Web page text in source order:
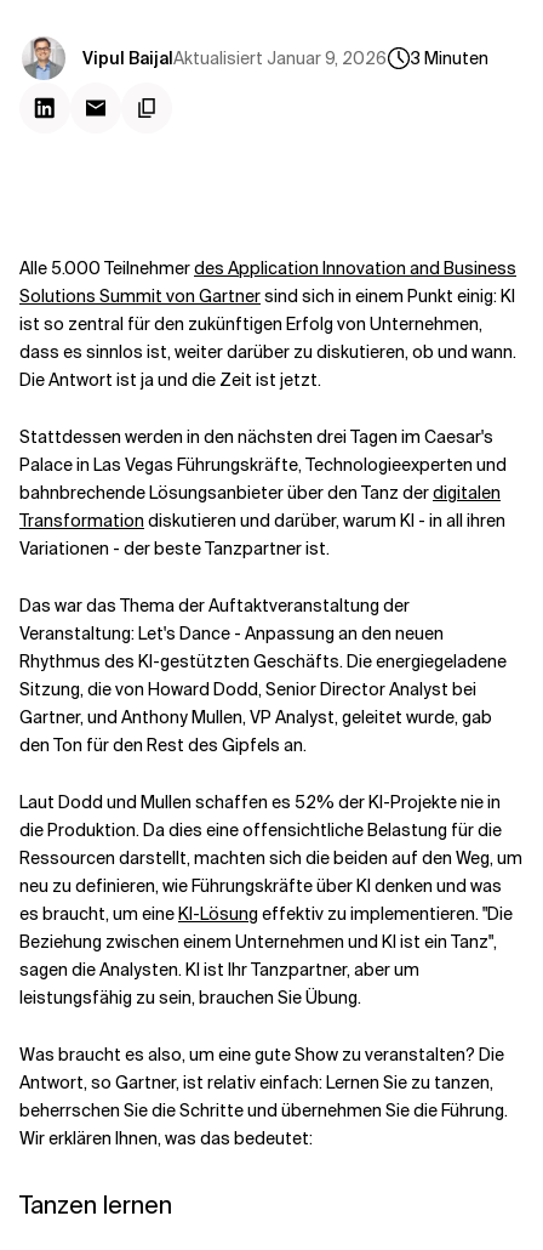
Verwandte Themen
Vipul BaijalAktualisiert Januar 9, 2026 3 Minuten
Alle 5.000 Teilnehmerdes Application Innovation and Business
Solutions Summit von Gartnersind sich in einem Punkt einig: KI
ist so zentral für den zukünftigen Erfolg von Unternehmen,
dass es sinnlos ist, weiter darüber zu diskutieren, ob und wann.
Die Antwort ist ja und die Zeit ist jetzt.
Stattdessen werden in den nächsten drei Tagen im Caesar's
Palace in Las Vegas Führungskräfte, Technologieexperten und
bahnbrechende Lösungsanbieter über den Tanz derdigitalen
Transformation diskutieren und darüber, warum KI - in all ihren
Variationen - der beste Tanzpartner ist.
Das war das Thema der Auftaktveranstaltung der
Veranstaltung: Let's Dance - Anpassung an den neuen
Rhythmus des KI-gestützten Geschäfts. Die energiegeladene
Sitzung, die von Howard Dodd, Senior Director Analyst bei
Gartner, und Anthony Mullen, VP Analyst, geleitet wurde, gab
den Ton für den Rest des Gipfels an.
Laut Dodd und Mullen schaffen es 52% der KI-Projekte nie in
die Produktion. Da dies eine offensichtliche Belastung für die
Ressourcen darstellt, machten sich die beiden auf den Weg, um
neu zu definieren, wie Führungskräfte über KI denken und was
es braucht, um eineKI-Lösung effektiv zu implementieren. "Die
Beziehung zwischen einem Unternehmen und KI ist ein Tanz",
sagen die Analysten. KI ist Ihr Tanzpartner, aber um
leistungsfähig zu sein, brauchen Sie Übung.
Was braucht es also, um eine gute Show zu veranstalten? Die
Antwort, so Gartner, ist relativ einfach: Lernen Sie zu tanzen,
beherrschen Sie die Schritte und übernehmen Sie die Führung.
Wir erklären Ihnen, was das bedeutet:
Tanzen lernen